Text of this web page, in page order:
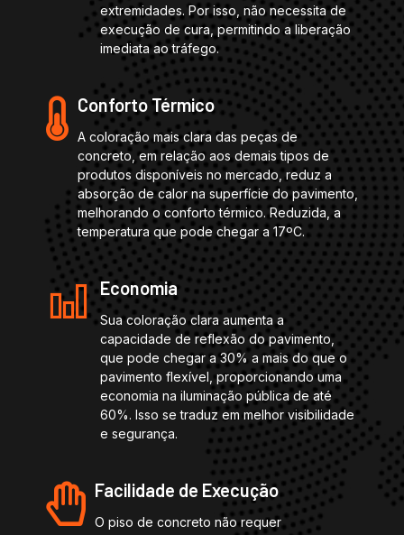
extremidades. Por isso, não necessita de
execução de cura, permitindo a liberação
imediata ao tráfego.
Conforto Térmico
A coloração mais clara das peças de
concreto, em relação aos demais tipos de
produtos disponíveis no mercado, reduz a
absorção de calor na superfície do pavimento,
melhorando o conforto térmico. Reduzida, a
temperatura que pode chegar a 17ºC.
Economia
Sua coloração clara aumenta a
capacidade de reflexão do pavimento,
que pode chegar a 30% a mais do que o
pavimento flexível, proporcionando uma
economia na iluminação pública de até
60%. Isso se traduz em melhor visibilidade
e segurança.
Facilidade de Execução
O piso de concreto não requer